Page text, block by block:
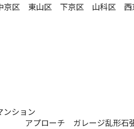
京区 東山区 下京区 山科区
ション
アプローチ ガレージ乱形石